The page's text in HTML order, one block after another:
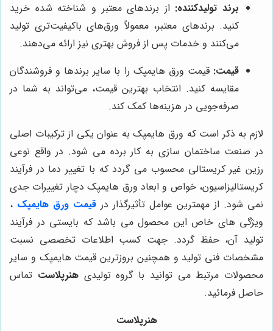
برند تولیدکننده: از برندهای معتبر و شناخته شده خرید
کنید. برندهای معتبر، معمولاً ورق‌های باکیفیت‌تری تولید
می‌کنند و خدمات پس از فروش بهتری نیز ارائه می‌دهند.
قیمت: قیمت ورق هایمپک را با سایر برندها و فروشندگان
مقایسه کنید. انتخاب بهترین قیمت، می‌تواند به شما در
صرفه‌جویی در هزینه‌ها کمک کند.
لازم به ذکر است که ورق هایمپک به عنوان یکی از ترکیبات اصلی
در صنعت ساختمان سازی به کار برده می شود. در واقع نوعی
رزین غیر کریستالی محسوب می گردد که با تغییر دما در فرآیند
کریستالیزاسیون، خواص و ابعاد ورق هایمپک دچار تغییرات جدی
نمی شود. از مهمترین عوامل تأثیرگذار در قیمت ورق هایمپک ،
ویژگی های خاص این محصول می باشد که بایستی در فرآیند
تولید آن، حفظ گردد. جهت کسب اطلاعات تخصصی نسبت
مشخصات فنی تولید و همچنین بروزترین قیمت هایمپک و سایر
محصولات مرتبط می توانید با گروه تولیدیهنرپلاست تماس
حاصل فرمائید.
هنرپلاست